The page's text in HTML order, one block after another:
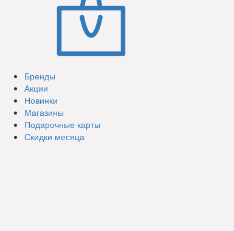
Бренды
Акции
Новинки
Магазины
Подарочные карты
Скидки месяца